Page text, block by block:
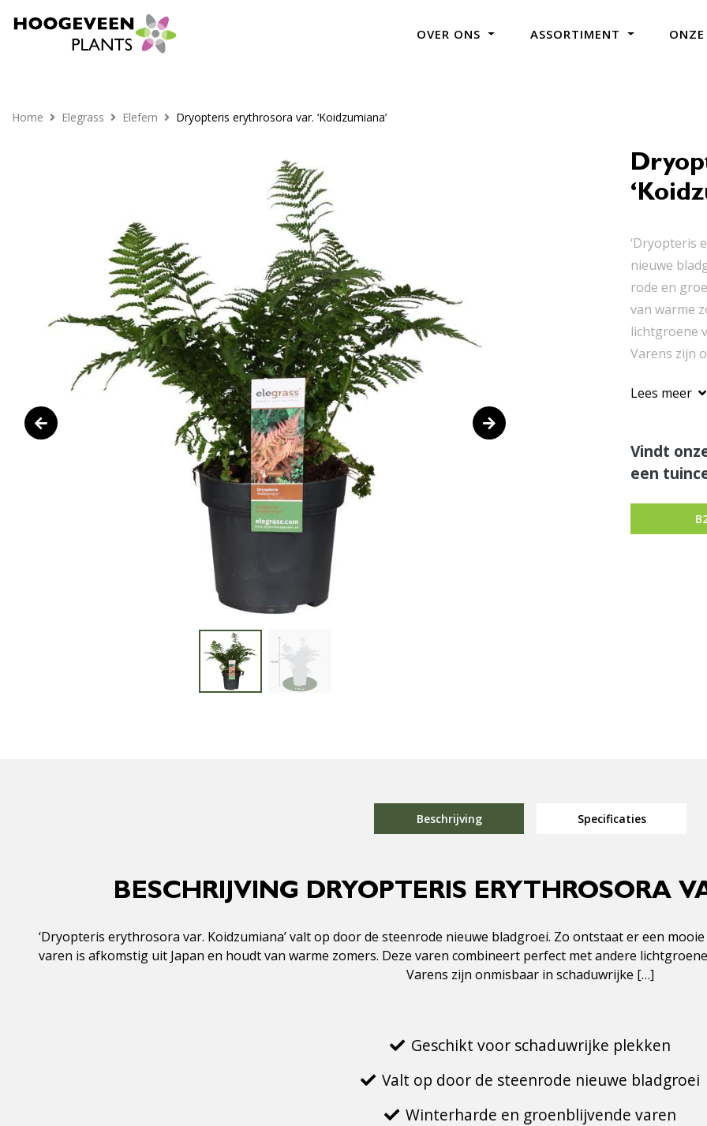
OVER ONS ASSORTIMENT
Home Elegrass Elefern Dryopteris erythrosora var. ‘Koidzumiana’
‘Dryopteris
nieuwe
rode en
van warme
lichtgroene
Varens zijn
Lees meer
Vindt
een
Beschrijving Specificaties
BESCHRIJVING DRYOPTERIS ERYTHROSORA
‘Dryopteris erythrosora var. Koidzumiana’ valt op door de steenrode nieuwe bladgroei. Zo ontstaat er een
varen is afkomstig uit Japan en houdt van warme zomers. Deze varen combineert perfect met andere
Varens zijn onmisbaar in schaduwrijke […]
Geschikt voor schaduwrijke plekken
Valt op door de steenrode nieuwe bladgroei
Winterharde en groenblijvende varen